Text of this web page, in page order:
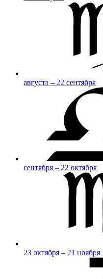
августа – 22 сентября
сентября – 22 октября
23 октября – 21 ноября